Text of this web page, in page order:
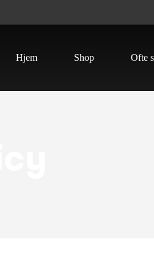
Hjem Shop Ofte